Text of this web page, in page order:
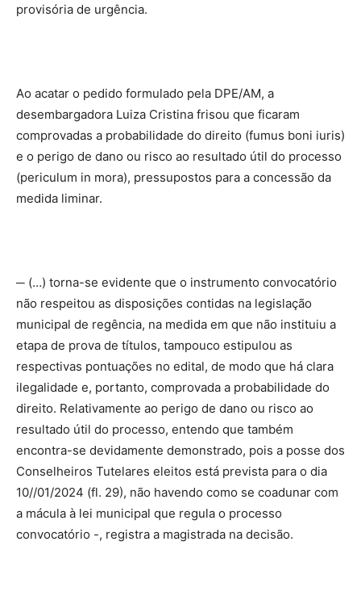
provisória de urgência.
Ao acatar o pedido formulado pela DPE/AM, a
desembargadora Luiza Cristina frisou que ficaram
comprovadas a probabilidade do direito (fumus boni iuris)
e o perigo de dano ou risco ao resultado útil do processo
(periculum in mora), pressupostos para a concessão da
medida liminar.
─ (…) torna-se evidente que o instrumento convocatório
não respeitou as disposições contidas na legislação
municipal de regência, na medida em que não instituiu a
etapa de prova de títulos, tampouco estipulou as
respectivas pontuações no edital, de modo que há clara
ilegalidade e, portanto, comprovada a probabilidade do
direito. Relativamente ao perigo de dano ou risco ao
resultado útil do processo, entendo que também
encontra-se devidamente demonstrado, pois a posse dos
Conselheiros Tutelares eleitos está prevista para o dia
10//01/2024 (fl. 29), não havendo como se coadunar com
a mácula à lei municipal que regula o processo
convocatório -, registra a magistrada na decisão.